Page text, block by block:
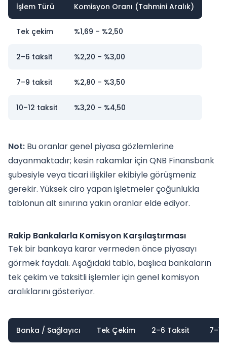
İşlem Türü Komisyon Oranı (Tahmini Aralık)
Tek çekim %1,69 – %2,50
2–6 taksit %2,20 – %3,00
7–9 taksit %2,80 – %3,50
10–12 taksit %3,20 – %4,50
Not: Bu oranlar genel piyasa gözlemlerine
dayanmaktadır; kesin rakamlar için QNB Finansbank
şubesiyle veya ticari ilişkiler ekibiyle görüşmeniz
gerekir. Yüksek ciro yapan işletmeler çoğunlukla
tablonun alt sınırına yakın oranlar elde ediyor.
Rakip Bankalarla Komisyon Karşılaştırması
Tek bir bankaya karar vermeden önce piyasayı
görmek faydalı. Aşağıdaki tablo, başlıca bankaların
tek çekim ve taksitli işlemler için genel komisyon
aralıklarını gösteriyor.
Banka / Sağlayıcı Tek Çekim 2–6 Taksit